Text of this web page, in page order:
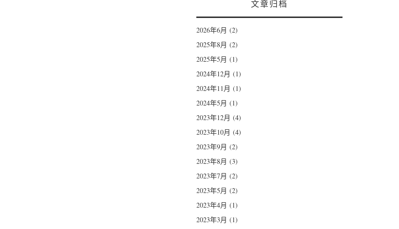
文章归档
2026年6月 (2)
2025年8月 (2)
2025年5月 (1)
2024年12月 (1)
2024年11月 (1)
2024年5月 (1)
2023年12月 (4)
2023年10月 (4)
2023年9月 (2)
2023年8月 (3)
2023年7月 (2)
2023年5月 (2)
2023年4月 (1)
2023年3月 (1)